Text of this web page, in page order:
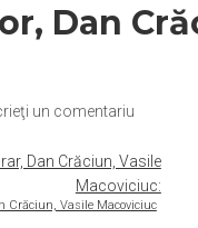
Dan
un comentariu
Dan Crăciun, Vasile
Macoviciuc:
Crăciun, Vasile Macoviciuc